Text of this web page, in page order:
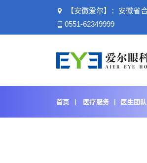
【安徽爱尔】：安徽省
0551-62349999
首页 医疗服务 医生团队